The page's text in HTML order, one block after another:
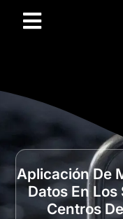
Aplicación De
Datos En Los
Centros